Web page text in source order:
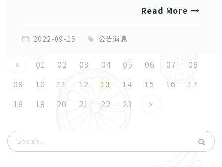
Read More
2022-09-15 公告消息
01 02 03 04 05 06 07
08
09
10 11 12 13 14 15 16
17
18
19 20 21 22 23